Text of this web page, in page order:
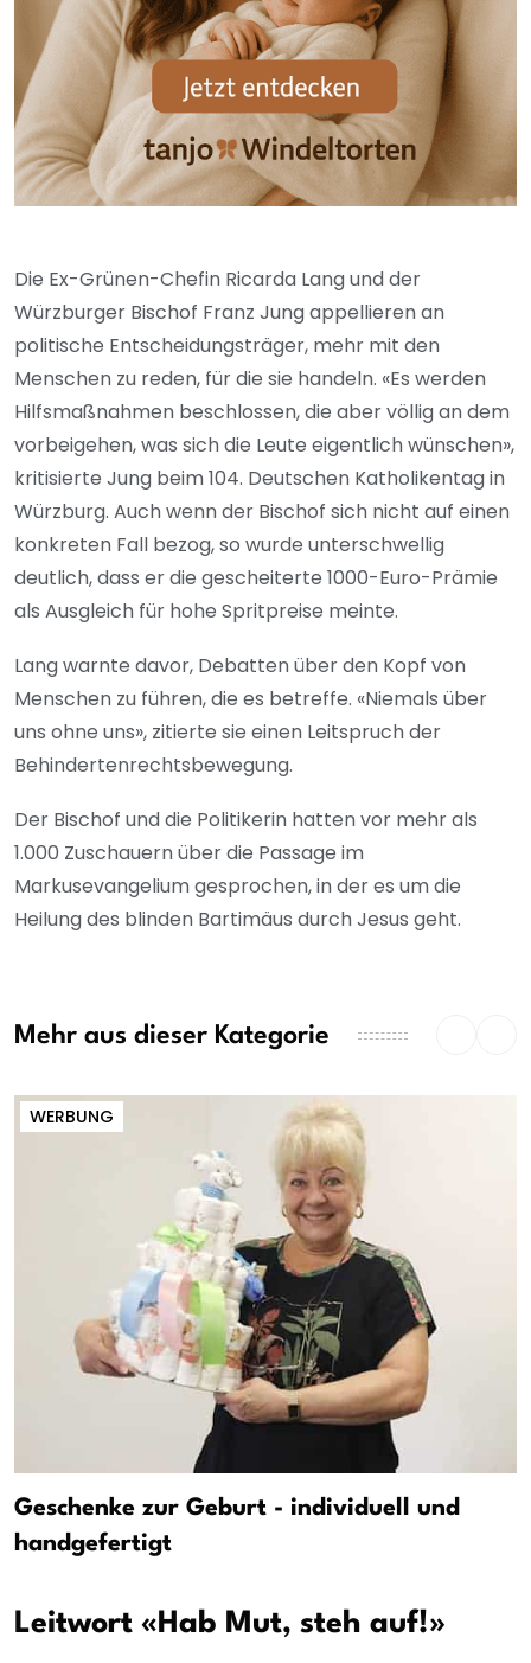
Die Ex-Grünen-Chefin Ricarda Lang und der
Würzburger Bischof Franz Jung appellieren an
politische Entscheidungsträger, mehr mit den
Menschen zu reden, für die sie handeln. «Es werden
Hilfsmaßnahmen beschlossen, die aber völlig an dem
vorbeigehen, was sich die Leute eigentlich wünschen»,
kritisierte Jung beim 104. Deutschen Katholikentag in
Würzburg. Auch wenn der Bischof sich nicht auf einen
konkreten Fall bezog, so wurde unterschwellig
deutlich, dass er die gescheiterte 1000-Euro-Prämie
als Ausgleich für hohe Spritpreise meinte.
Lang warnte davor, Debatten über den Kopf von
Menschen zu führen, die es betreffe. «Niemals über
uns ohne uns», zitierte sie einen Leitspruch der
Behindertenrechtsbewegung.
Der Bischof und die Politikerin hatten vor mehr als
1.000 Zuschauern über die Passage im
Markusevangelium gesprochen, in der es um die
Heilung des blinden Bartimäus durch Jesus geht.
Mehr aus dieser Kategorie
WERBUNG
Geschenke zur Geburt - individuell und
handgefertigt
Leitwort «Hab Mut, steh auf!»